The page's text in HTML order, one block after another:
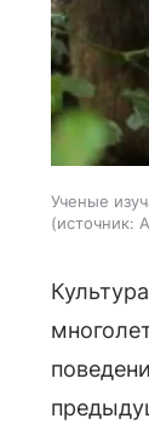
Ученые
источник: